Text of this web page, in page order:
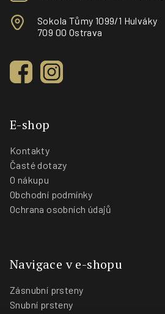
Sokola Tůmy 1099/1 Hulváky
709 00 Ostrava
E-shop
Kontakty
Časté dotazy
O nákupu
Obchodní podmínky
Ochrana osobních údajů
Navigace v e-shopu
Zásnubní prsteny
Snubní prsteny